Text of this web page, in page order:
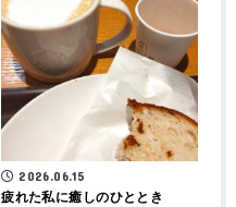
2026.06.15
疲れた私に癒しのひととき